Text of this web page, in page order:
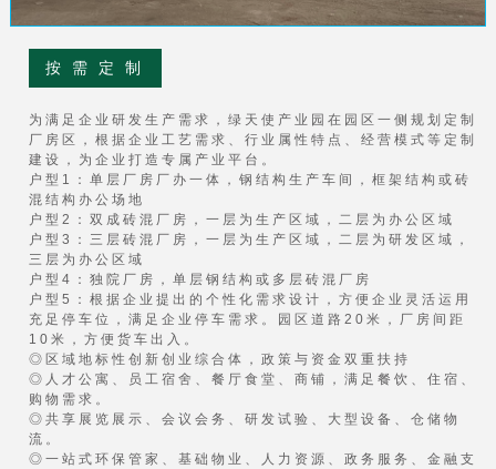
按 需 定 制
为满足企业研发生产需求，绿天使产业园在园区一侧规划定制
厂房区，根据企业工艺需求、行业属性特点、经营模式等定制
建设，为企业打造专属产业平台。
户型1：单层厂房厂办一体，钢结构生产车间，框架结构或砖
混结构办公场地
户型2：双成砖混厂房，一层为生产区域，二层为办公区域
户型3：三层砖混厂房，一层为生产区域，二层为研发区域，
三层为办公区域
户型4：独院厂房，单层钢结构或多层砖混厂房
户型5：根据企业提出的个性化需求设计，方便企业灵活运用
充足停车位，满足企业停车需求。园区道路20米，厂房间距
10米，方便货车出入。
◎区域地标性创新创业综合体，政策与资金双重扶持
◎人才公寓、员工宿舍、餐厅食堂、商铺，满足餐饮、住宿、
购物需求。
◎共享展览展示、会议会务、研发试验、大型设备、仓储物
流。
◎一站式环保管家、基础物业、人力资源、政务服务、金融支